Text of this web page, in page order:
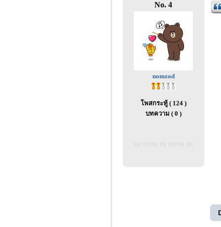
No. 4
nomzod
โพสกระทู้ ( 124 )
บทความ ( 0 )